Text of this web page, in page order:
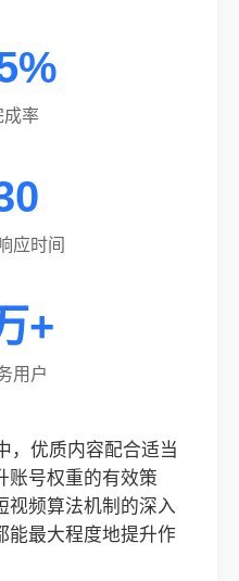
成率
应时间
+
用户
，优质内容配合适当
账号权重的有效策
视频算法机制的深入
能最大程度地提升作